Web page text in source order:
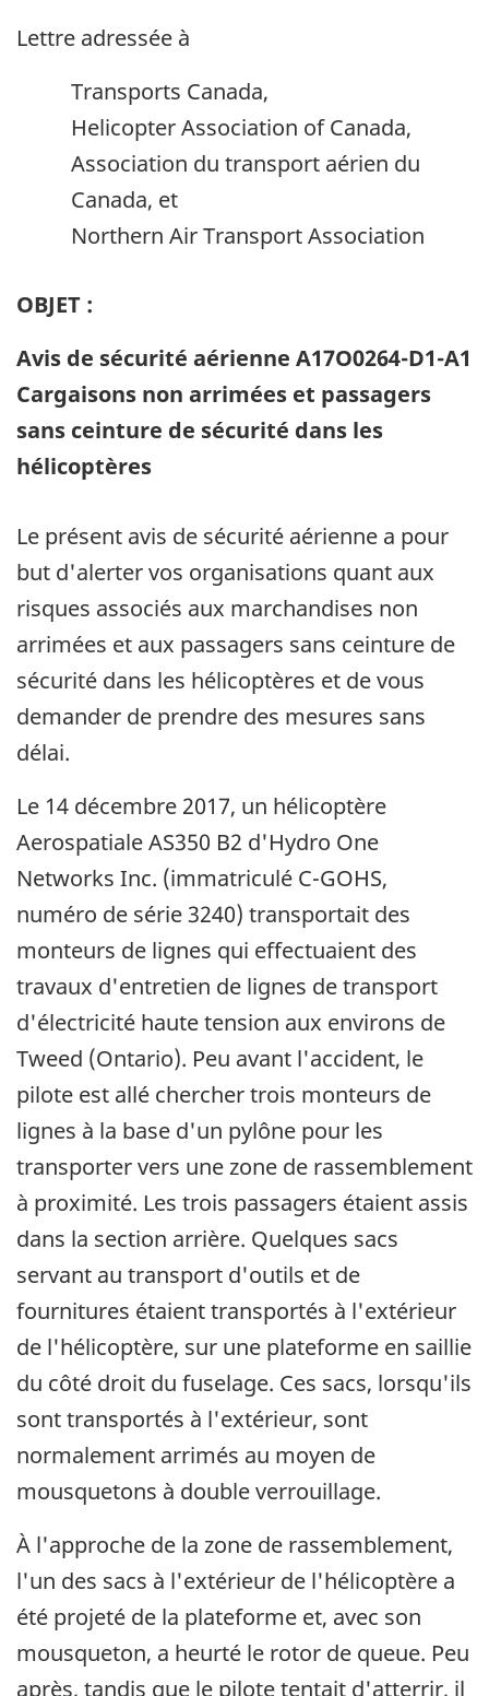
Lettre adressée à
Transports Canada,
Helicopter Association of Canada,
Association du transport aérien du
Canada, et
Northern Air Transport Association
OBJET :
Avis de sécurité aérienne A17O0264-D1-A1
Cargaisons non arrimées et passagers
sans ceinture de sécurité dans les
hélicoptères
Le présent avis de sécurité aérienne a pour
but d'alerter vos organisations quant aux
risques associés aux marchandises non
arrimées et aux passagers sans ceinture de
sécurité dans les hélicoptères et de vous
demander de prendre des mesures sans
délai.
Le 14 décembre 2017, un hélicoptère
Aerospatiale AS350 B2 d'Hydro One
Networks Inc. (immatriculé C-GOHS,
numéro de série 3240) transportait des
monteurs de lignes qui effectuaient des
travaux d'entretien de lignes de transport
d'électricité haute tension aux environs de
Tweed (Ontario). Peu avant l'accident, le
pilote est allé chercher trois monteurs de
lignes à la base d'un pylône pour les
transporter vers une zone de rassemblement
à proximité. Les trois passagers étaient assis
dans la section arrière. Quelques sacs
servant au transport d'outils et de
fournitures étaient transportés à l'extérieur
de l'hélicoptère, sur une plateforme en saillie
du côté droit du fuselage. Ces sacs, lorsqu'ils
sont transportés à l'extérieur, sont
normalement arrimés au moyen de
mousquetons à double verrouillage.
À l'approche de la zone de rassemblement,
l'un des sacs à l'extérieur de l'hélicoptère a
été projeté de la plateforme et, avec son
mousqueton, a heurté le rotor de queue. Peu
après, tandis que le pilote tentait d'atterrir, il